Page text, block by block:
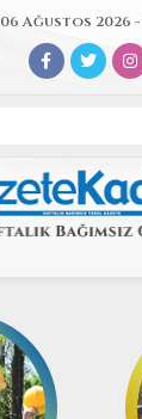
06 Ağustos 2026 -